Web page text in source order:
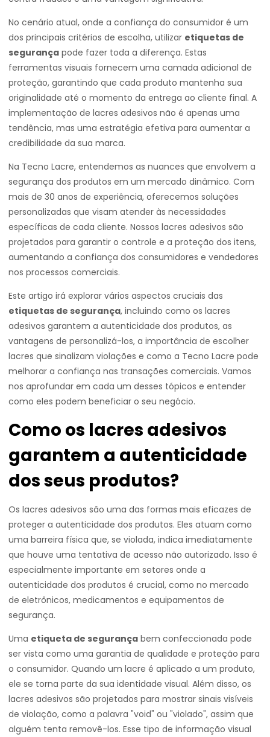
No cenário atual, onde a confiança do consumidor é um
dos principais critérios de escolha, utilizar etiquetas de
segurança pode fazer toda a diferença. Estas
ferramentas visuais fornecem uma camada adicional de
proteção, garantindo que cada produto mantenha sua
originalidade até o momento da entrega ao cliente final. A
implementação de lacres adesivos não é apenas uma
tendência, mas uma estratégia efetiva para aumentar a
credibilidade da sua marca.
Na Tecno Lacre, entendemos as nuances que envolvem a
segurança dos produtos em um mercado dinâmico. Com
mais de 30 anos de experiência, oferecemos soluções
personalizadas que visam atender às necessidades
específicas de cada cliente. Nossos lacres adesivos são
projetados para garantir o controle e a proteção dos itens,
aumentando a confiança dos consumidores e vendedores
nos processos comerciais.
Este artigo irá explorar vários aspectos cruciais das
etiquetas de segurança, incluindo como os lacres
adesivos garantem a autenticidade dos produtos, as
vantagens de personalizá-los, a importância de escolher
lacres que sinalizam violações e como a Tecno Lacre pode
melhorar a confiança nas transações comerciais. Vamos
nos aprofundar em cada um desses tópicos e entender
como eles podem beneficiar o seu negócio.
Como os lacres adesivos
garantem a autenticidade
dos seus produtos?
Os lacres adesivos são uma das formas mais eficazes de
proteger a autenticidade dos produtos. Eles atuam como
uma barreira física que, se violada, indica imediatamente
que houve uma tentativa de acesso não autorizado. Isso é
especialmente importante em setores onde a
autenticidade dos produtos é crucial, como no mercado
de eletrônicos, medicamentos e equipamentos de
segurança.
Uma etiqueta de segurança bem confeccionada pode
ser vista como uma garantia de qualidade e proteção para
o consumidor. Quando um lacre é aplicado a um produto,
ele se torna parte da sua identidade visual. Além disso, os
lacres adesivos são projetados para mostrar sinais visíveis
de violação, como a palavra "void" ou "violado", assim que
alguém tenta removê-los. Esse tipo de informação visual